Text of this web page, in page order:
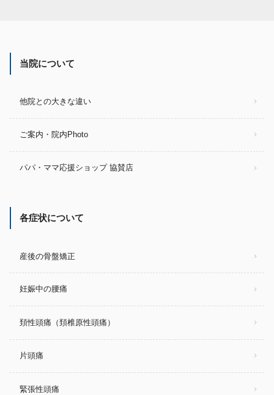
当院について
他院との大きな違い
ご案内・院内Photo
パパ・ママ応援ショップ 協賛店
各症状について
産後の骨盤矯正
妊娠中の腰痛
頚性頭痛（頚椎原性頭痛）
片頭痛
緊張性頭痛